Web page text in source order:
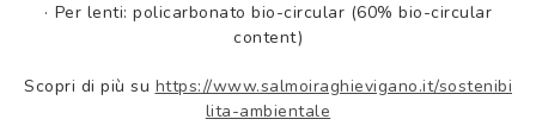
· Per lenti: policarbonato bio-circular (60% bio-circular
content)
Scopri di più su https://www.salmoiraghievigano.it/sostenibi
lita-ambientale